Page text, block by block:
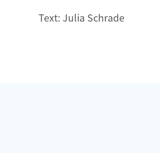
Text: Julia Schrade